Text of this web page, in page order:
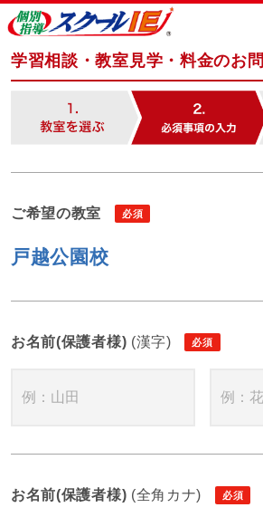
学習相談・教室見学・料金のお
ご希望の教室
戸越公園校
お名前(保護者様) (漢字)
お名前(保護者様) (全角カナ)